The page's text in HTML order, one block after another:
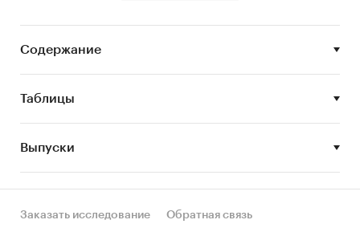
Рынок алкомаркетов в России.
Метод сбора и анализа данных
Содержание
Таблицы
Выпуски
Заказать исследование
Обратная связь